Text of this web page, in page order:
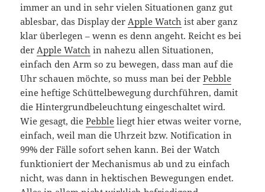
immer an und in sehr vielen Situationen ganz gut
ablesbar, das Display derApple Watch ist aber ganz
klar überlegen – wenn es denn angeht. Reicht es bei
derApple Watch in nahezu allen Situationen,
einfach den Arm so zu bewegen, dass man auf die
Uhr schauen möchte, so muss man bei derPebble
eine heftige Schüttelbewegung durchführen, damit
die Hintergrundbeleuchtung eingeschaltet wird.
Wie gesagt, diePebble liegt hier etwas weiter vorne,
einfach, weil man die Uhrzeit bzw. Notification in
99% der Fälle sofort sehen kann. Bei der Watch
funktioniert der Mechanismus ab und zu einfach
nicht, was dann in hektischen Bewegungen endet.